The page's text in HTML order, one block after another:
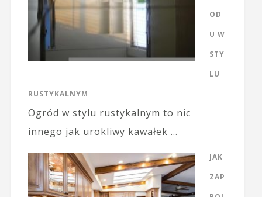
OD
U W
STY
LU
RUSTYKALNYM
Ogród w stylu rustykalnym to nic
innego jak urokliwy kawałek …
JAK
ZAP